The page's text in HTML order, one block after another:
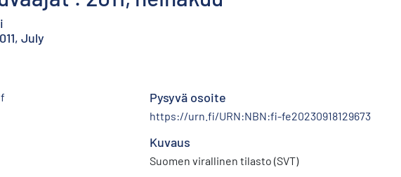
July
Pysyvä osoite
https://urn.fi/URN:NBN:fi-fe20230918129673
Kuvaus
Suomen virallinen tilasto (SVT)